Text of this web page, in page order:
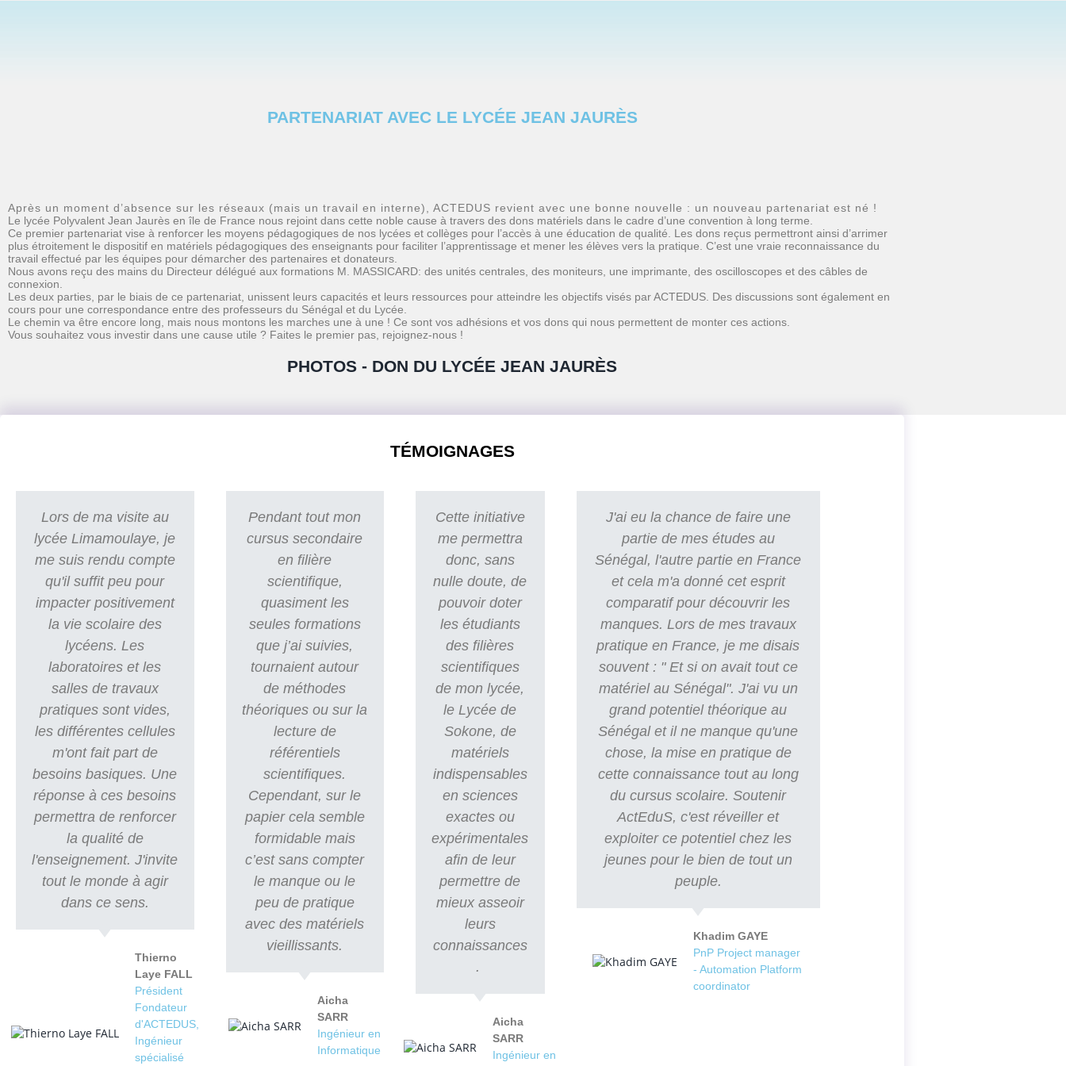
PARTENARIAT AVEC LE LYCÉE JEAN JAURÈS
Après un moment d’absence sur les réseaux (mais un travail en interne), ACTEDUS revient avec une bonne nouvelle : un nouveau partenariat est né !
Le lycée Polyvalent Jean Jaurès en île de France nous rejoint dans cette noble cause à travers des dons matériels dans le cadre d’une convention à long terme.
Ce premier partenariat vise à renforcer les moyens pédagogiques de nos lycées et collèges pour l’accès à une éducation de qualité. Les dons reçus permettront ainsi d’arrimer
plus étroitement le dispositif en matériels pédagogiques des enseignants pour faciliter l’apprentissage et mener les élèves vers la pratique. C’est une vraie reconnaissance du
travail effectué par les équipes pour démarcher des partenaires et donateurs.
Nous avons reçu des mains du Directeur délégué aux formations M. MASSICARD: des unités centrales, des moniteurs, une imprimante, des oscilloscopes et des câbles de
connexion.
Les deux parties, par le biais de ce partenariat, unissent leurs capacités et leurs ressources pour atteindre les objectifs visés par ACTEDUS. Des discussions sont également en
cours pour une correspondance entre des professeurs du Sénégal et du Lycée.
Le chemin va être encore long, mais nous montons les marches une à une ! Ce sont vos adhésions et vos dons qui nous permettent de monter ces actions.
Vous souhaitez vous investir dans une cause utile ? Faites le premier pas, rejoignez-nous !
PHOTOS - DON DU LYCÉE JEAN JAURÈS
TÉMOIGNAGES
Lors de ma visite au
lycée Limamoulaye, je
me suis rendu compte
qu'il suffit peu pour
impacter positivement
la vie scolaire des
lycéens. Les
laboratoires et les
salles de travaux
pratiques sont vides,
les différentes cellules
m'ont fait part de
besoins basiques. Une
réponse à ces besoins
permettra de renforcer
la qualité de
l'enseignement. J'invite
tout le monde à agir
dans ce sens.
Thierno
Laye FALL
Président
Fondateur
d'ACTEDUS,
Ingénieur
spécialisé
Pendant tout mon
cursus secondaire
en filière
scientifique,
quasiment les
seules formations
que j’ai suivies,
tournaient autour
de méthodes
théoriques ou sur la
lecture de
référentiels
scientifiques.
Cependant, sur le
papier cela semble
formidable mais
c’est sans compter
le manque ou le
peu de pratique
avec des matériels
vieillissants.
Aicha
SARR
Ingénieur en
Informatique
Cette initiative
me permettra
donc, sans
nulle doute, de
pouvoir doter
les étudiants
des filières
scientifiques
de mon lycée,
le Lycée de
Sokone, de
matériels
indispensables
en sciences
exactes ou
expérimentales
afin de leur
permettre de
mieux asseoir
leurs
connaissances
.
Aicha
SARR
Ingénieur en
J'ai eu la chance de faire une
partie de mes études au
Sénégal, l'autre partie en France
et cela m'a donné cet esprit
comparatif pour découvrir les
manques. Lors de mes travaux
pratique en France, je me disais
souvent : " Et si on avait tout ce
matériel au Sénégal". J'ai vu un
grand potentiel théorique au
Sénégal et il ne manque qu'une
chose, la mise en pratique de
cette connaissance tout au long
du cursus scolaire. Soutenir
ActEduS, c'est réveiller et
exploiter ce potentiel chez les
jeunes pour le bien de tout un
peuple.
Khadim GAYE
PnP Project manager
- Automation Platform
coordinator